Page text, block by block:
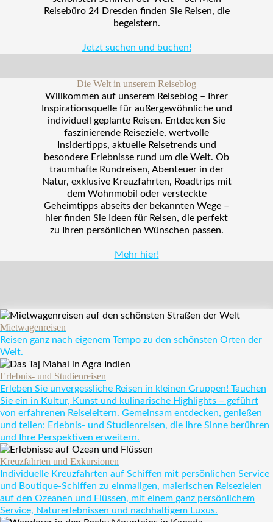
Reisebüro 24 Dresden finden Sie Reisen, die
begeistern.
Jetzt suchen und buchen!
Die Welt in unserem Reiseblog
Willkommen auf unserem Reiseblog – Ihrer
Inspirationsquelle für außergewöhnliche und
individuell geplante Reisen. Entdecken Sie
faszinierende Reiseziele, wertvolle
Insidertipps, aktuelle Reisetrends und
besondere Erlebnisse rund um die Welt. Ob
traumhafte Rundreisen, Abenteuer in der
Natur, exklusive Kreuzfahrten, Roadtrips mit
dem Wohnmobil oder versteckte
Geheimtipps abseits der bekannten Wege –
hier finden Sie Ideen für Reisen, die perfekt
zu Ihren persönlichen Wünschen passen.
Mehr hier!
Mietwagenreisen
Reisen ganz nach eigenem Tempo zu den schönsten Orten der
Welt.
Erlebnis- und Studienreisen
Erleben Sie unvergessliche Reisen in kleinen Gruppen! Tauchen
Sie ein in Kultur, Kunst und kulinarische Highlights – geführt
von erfahrenen Reiseleitern. Gemeinsam entdecken, genießen
und teilen: Erlebnis- und Studienreisen, die Ihre Sinne berühren
und Ihre Perspektiven erweitern.
Kreuzfahrten und Exkursionen
Individuelle Kreuzfahrten auf Schiffen mit persönlichen Service
und Boutique-Schiffen zu einmaligen, malerischen Reisezielen
auf den Ozeanen und Flüssen, mit einem ganz persönlichem
Service, Naturerlebnissen und nachhaltigem Luxus.